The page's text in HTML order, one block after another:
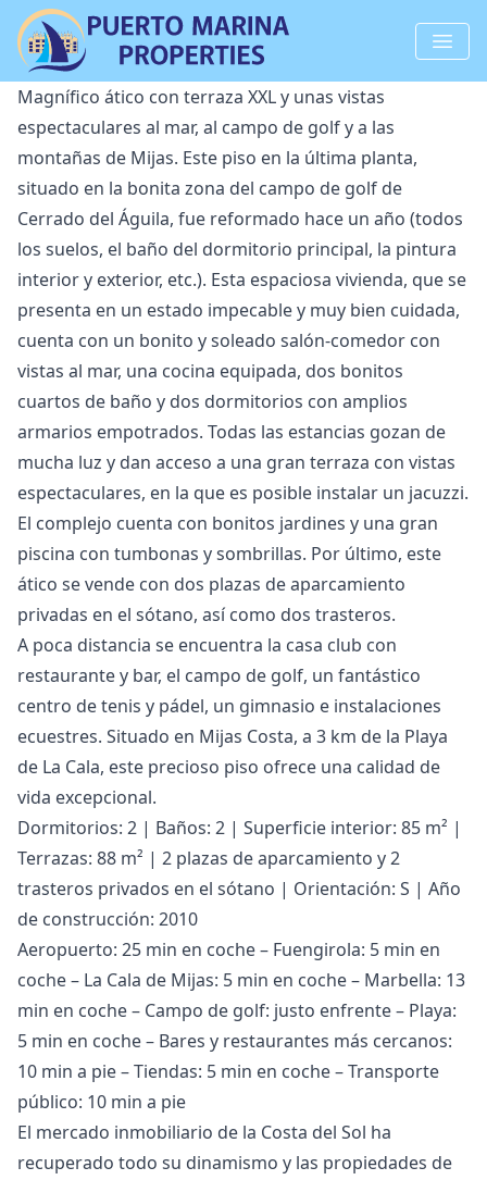
Magnífico ático con terraza XXL y unas vistas
espectaculares al mar, al campo de golf y a las
montañas de Mijas. Este piso en la última planta,
situado en la bonita zona del campo de golf de
Cerrado del Águila, fue reformado hace un año (todos
los suelos, el baño del dormitorio principal, la pintura
interior y exterior, etc.). Esta espaciosa vivienda, que se
presenta en un estado impecable y muy bien cuidada,
cuenta con un bonito y soleado salón-comedor con
vistas al mar, una cocina equipada, dos bonitos
cuartos de baño y dos dormitorios con amplios
armarios empotrados. Todas las estancias gozan de
mucha luz y dan acceso a una gran terraza con vistas
espectaculares, en la que es posible instalar un jacuzzi.
El complejo cuenta con bonitos jardines y una gran
piscina con tumbonas y sombrillas. Por último, este
ático se vende con dos plazas de aparcamiento
privadas en el sótano, así como dos trasteros.
A poca distancia se encuentra la casa club con
restaurante y bar, el campo de golf, un fantástico
centro de tenis y pádel, un gimnasio e instalaciones
ecuestres. Situado en Mijas Costa, a 3 km de la Playa
de La Cala, este precioso piso ofrece una calidad de
vida excepcional.
Dormitorios: 2 | Baños: 2 | Superficie interior: 85 m² |
Terrazas: 88 m² | 2 plazas de aparcamiento y 2
trasteros privados en el sótano | Orientación: S | Año
de construcción: 2010
Aeropuerto: 25 min en coche – Fuengirola: 5 min en
coche – La Cala de Mijas: 5 min en coche – Marbella: 13
min en coche – Campo de golf: justo enfrente – Playa:
5 min en coche – Bares y restaurantes más cercanos:
10 min a pie – Tiendas: 5 min en coche – Transporte
público: 10 min a pie
El mercado inmobiliario de la Costa del Sol ha
recuperado todo su dinamismo y las propiedades de